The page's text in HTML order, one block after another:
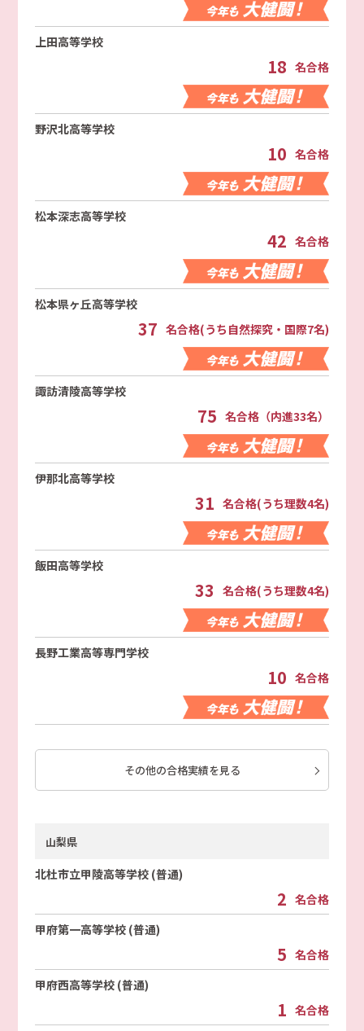
上田高等学校
18 名合格
野沢北高等学校
10 名合格
松本深志高等学校
42 名合格
松本県ヶ丘高等学校
37 名合格(うち自然探究・国際7名)
諏訪清陵高等学校
75 名合格（内進33名）
伊那北高等学校
31 名合格(うち理数4名)
飯田高等学校
33 名合格(うち理数4名)
長野工業高等専門学校
10 名合格
その他の合格実績を見る
山梨県
北杜市立甲陵高等学校 (普通)
2 名合格
甲府第一高等学校 (普通)
5 名合格
甲府西高等学校 (普通)
1 名合格